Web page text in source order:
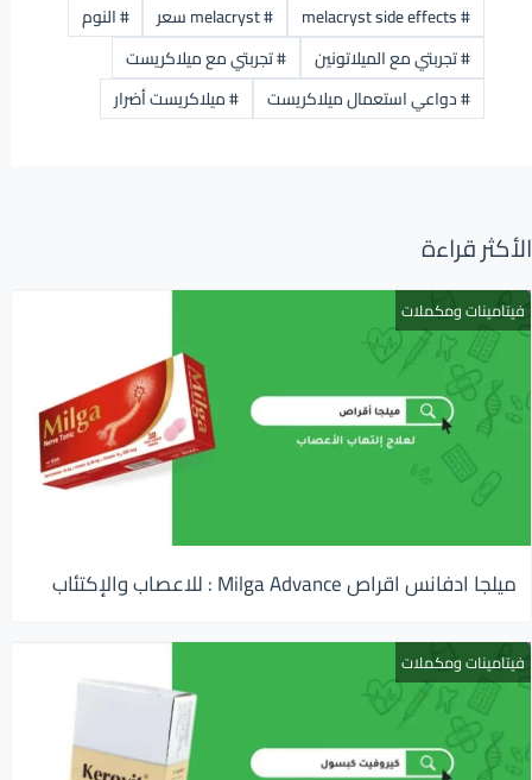
#
melacryst side effects
#melacryst سعر #النوم
#تجربتي مع الميلاتونين #تجربتي مع ميلاكريست
#دواعي استعمال ميلاكريست #ميلاكريست أضرار
الأكثر قراءة
فيتامينات ومكملات
ميلجا ادفانس اقراص Milga Advance : للاعصاب والإكتئاب
فيتامينات ومكملات